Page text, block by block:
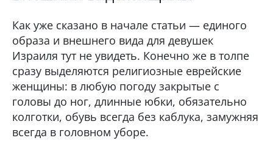
Как уже сказано в начале статьи — единого
образа и внешнего вида для девушек
Израиля тут не увидеть. Конечно же в толпе
сразу выделяются религиозные еврейские
женщины: в любую погоду закрытые с
головы до ног, длинные юбки, обязательно
колготки, обувь всегда без каблука, замужняя
всегда в головном уборе.